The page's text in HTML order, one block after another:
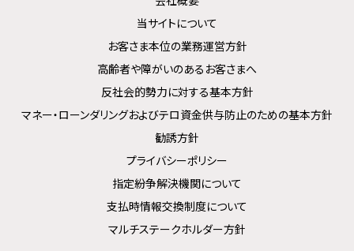
当サイトについて
お客さま本位の業務運営方針
高齢者や障がいのあるお客さまへ
反社会的勢力に対する基本方針
マネー・ローンダリングおよびテロ資金供与防止のための基本方針
勧誘方針
プライバシーポリシー
指定紛争解決機関について
支払時情報交換制度について
マルチステークホルダー方針